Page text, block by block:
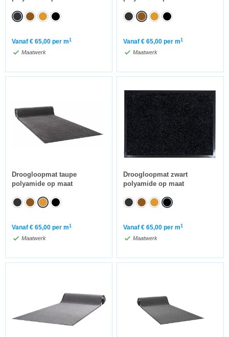
Vanaf € 65,00 per m1
Maatwerk
Vanaf € 65,00 per m1
Maatwerk
Droogloopmat taupe
polyamide op maat
Vanaf € 65,00 per m1
Maatwerk
Droogloopmat zwart
polyamide op maat
Vanaf € 65,00 per m1
Maatwerk